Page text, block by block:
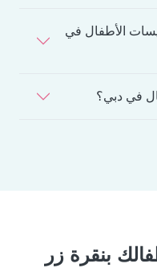
الأطفال في
في دبي؟
بنقرة زر